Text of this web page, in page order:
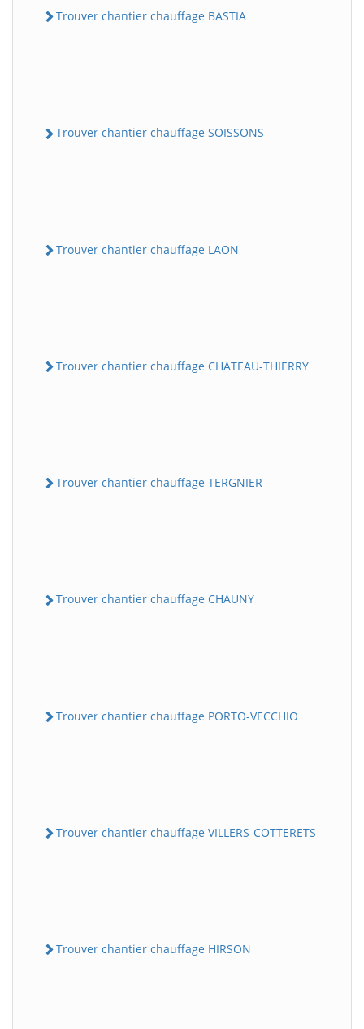
Trouver chantier chauffage BASTIA
Trouver chantier chauffage SOISSONS
Trouver chantier chauffage LAON
Trouver chantier chauffage CHATEAU-THIERRY
Trouver chantier chauffage TERGNIER
Trouver chantier chauffage CHAUNY
Trouver chantier chauffage PORTO-VECCHIO
Trouver chantier chauffage VILLERS-COTTERETS
Trouver chantier chauffage HIRSON